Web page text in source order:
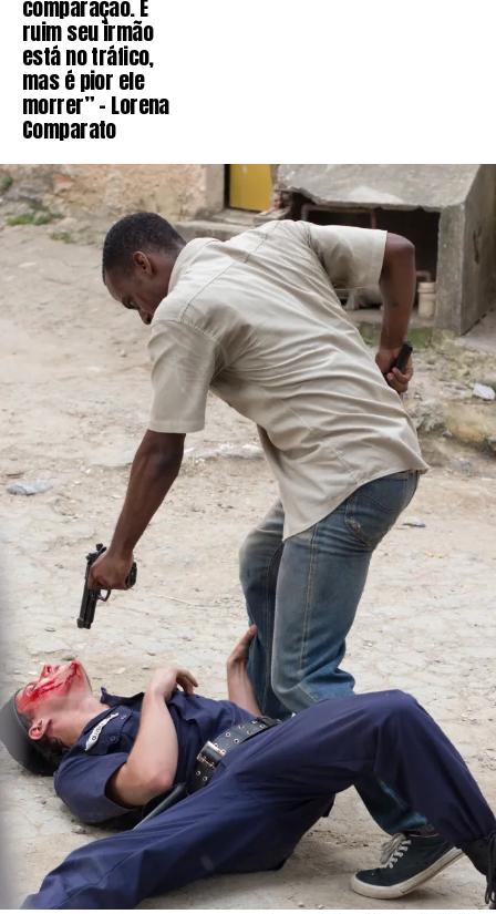
comparação. É
ruim seu irmão
está no tráfico,
mas é pior ele
morrer” – Lorena
Comparato